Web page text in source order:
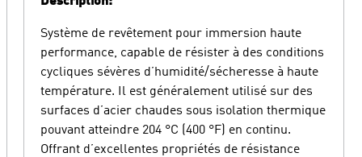
Système de revêtement pour immersion haute
performance, capable de résister à des conditions
cycliques sévères d’humidité/sécheresse à haute
température. Il est généralement utilisé sur des
surfaces d’acier chaudes sous isolation thermique
pouvant atteindre 204 °C (400 °F) en continu.
Offrant d’excellentes propriétés de résistance